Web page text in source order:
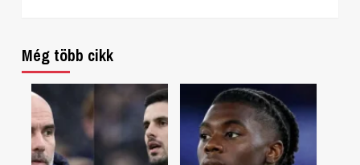
Még több cikk